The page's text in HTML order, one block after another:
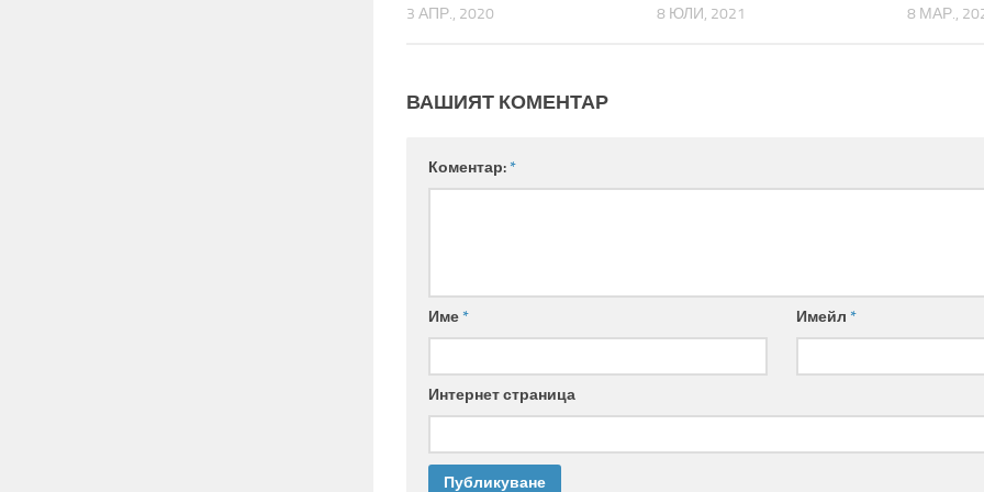
3 АПР., 2020 8 ЮЛИ, 2021 8 МАР.,
ВАШИЯТ КОМЕНТАР
Коментар:*
Име* Имейл *
Интернет страница